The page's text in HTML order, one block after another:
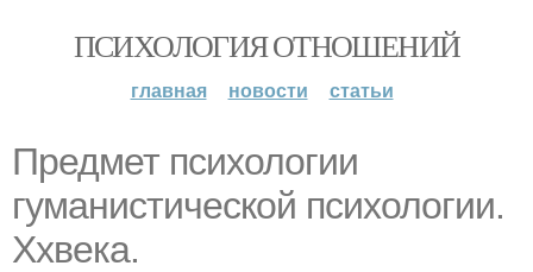
ПСИХОЛОГИЯ ОТНОШЕНИЙ
главная новости статьи
Предмет психологии
гуманистической психологии.
Xxвека.